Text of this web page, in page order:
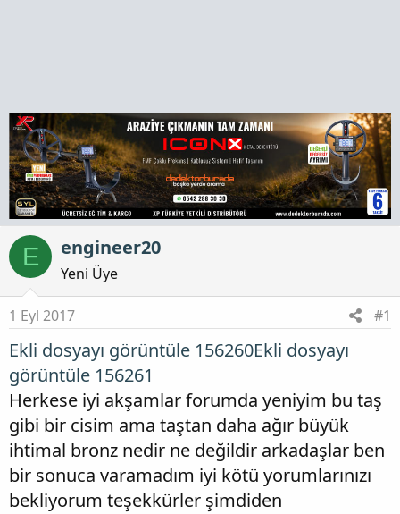
E engineer20
Yeni Üye
1 Eyl 2017 #1
Ekli dosyayı görüntüle 156260Ekli dosyayı
görüntüle 156261
Herkese iyi akşamlar forumda yeniyim bu taş
gibi bir cisim ama taştan daha ağır büyük
ihtimal bronz nedir ne değildir arkadaşlar ben
bir sonuca varamadım iyi kötü yorumlarınızı
bekliyorum teşekkürler şimdiden